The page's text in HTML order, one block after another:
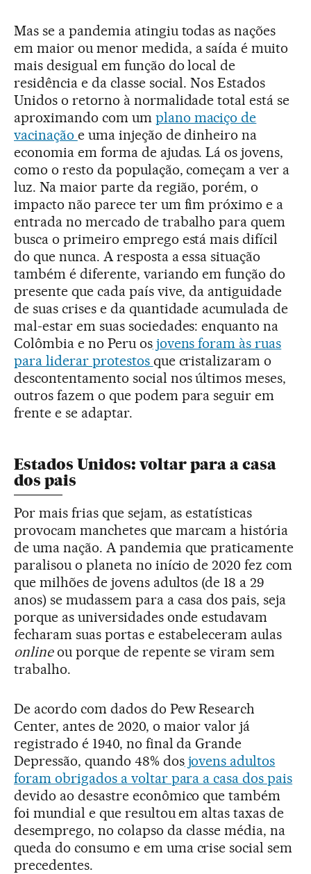
Mas se a pandemia atingiu todas as nações
em maior ou menor medida, a saída é muito
mais desigual em função do local de
residência e da classe social. Nos Estados
Unidos o retorno à normalidade total está se
aproximando com um plano maciço de
vacinação e uma injeção de dinheiro na
economia em forma de ajudas. Lá os jovens,
como o resto da população, começam a ver a
luz. Na maior parte da região, porém, o
impacto não parece ter um fim próximo e a
entrada no mercado de trabalho para quem
busca o primeiro emprego está mais difícil
do que nunca. A resposta a essa situação
também é diferente, variando em função do
presente que cada país vive, da antiguidade
de suas crises e da quantidade acumulada de
mal-estar em suas sociedades: enquanto na
Colômbia e no Peru osjovens foram às ruas
para liderar protestos que cristalizaram o
descontentamento social nos últimos meses,
outros fazem o que podem para seguir em
frente e se adaptar.
Estados Unidos: voltar para a casa
dos pais
Por mais frias que sejam, as estatísticas
provocam manchetes que marcam a história
de uma nação. A pandemia que praticamente
paralisou o planeta no início de 2020 fez com
que milhões de jovens adultos (de 18 a 29
anos) se mudassem para a casa dos pais, seja
porque as universidades onde estudavam
fecharam suas portas e estabeleceram aulas
onlineou porque de repente se viram sem
trabalho.
De acordo com dados do Pew Research
Center, antes de 2020, o maior valor já
registrado é 1940, no final da Grande
Depressão, quando 48% dosjovens adultos
foram obrigados a voltar para a casa dos pais
devido ao desastre econômico que também
foi mundial e que resultou em altas taxas de
desemprego, no colapso da classe média, na
queda do consumo e em uma crise social sem
precedentes.